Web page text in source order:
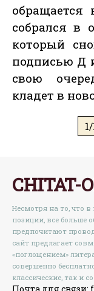
собрался в
который
подписью Д
свою
кладет в
CHITAT-
Несмотря на то, что
позиции, все больше
предпочитают
сайт предлагает
«поглощением»
совершенно
классические, так и